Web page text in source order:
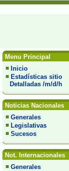
Menu Principal
Inicio
Estadísticas sitio
Detalladas /m/d/h
Noticias Nacionales
Generales
Legislativas
Sucesos
Not. Internacionales
Generales